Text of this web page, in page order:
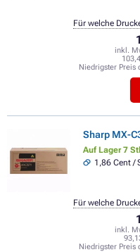
inkl.
Niedrigster Preis
Für welche
Sharp MX-
Auf Lager 7
1,86 Cent /
inkl.
Niedrigster Preis
Für welche